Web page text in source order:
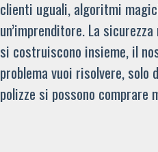
clienti uguali, algoritmi
un’imprenditore. La
si costruiscono insieme, il
problema vuoi risolvere, solo
polizze si possono comprare